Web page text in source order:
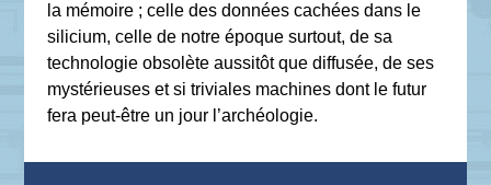
la mémoire ; celle des données cachées dans le
silicium, celle de notre époque surtout, de sa
technologie obsolète aussitôt que diffusée, de ses
mystérieuses et si triviales machines dont le futur
fera peut-être un jour l’archéologie.